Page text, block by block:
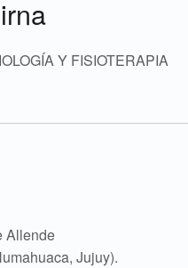
Y FISIOTERAPIA
Allende
Jujuy).